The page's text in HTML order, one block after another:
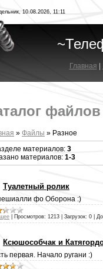
10.08.2026, 11:11
Главная
файлов
» Файлы » Разное
материалов: 3
материалов: 1-3
Туалетный ролик
фо Оборона :)
Просмотров: 1213 Загрузок: 0
Ксюшособчак и
первая. Начало ругани :)